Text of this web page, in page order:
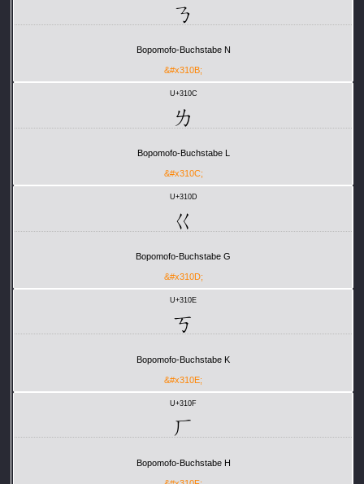
ㄋ
Bopomofo-Buchstabe N
&#x310B;
U+310C
ㄌ
Bopomofo-Buchstabe L
&#x310C;
U+310D
ㄍ
Bopomofo-Buchstabe G
&#x310D;
U+310E
ㄎ
Bopomofo-Buchstabe K
&#x310E;
U+310F
ㄏ
Bopomofo-Buchstabe H